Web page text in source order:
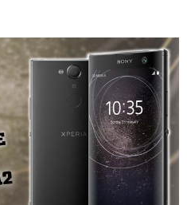
PsyRiver 2026 : la magie revient sur les rives de l’Aar
« Dr Wertham / L’homme qui étudia les tueurs en série » - Un Métier à Risque !